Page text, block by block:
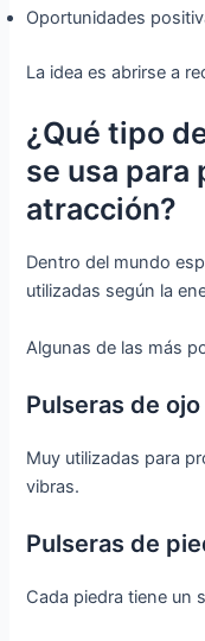
Oportunidades
La idea es abrirse a
¿Qué tipo
se usa para
atracción?
Dentro del mundo
utilizadas según la
Algunas de las más
Pulseras de
Muy utilizadas para
vibras.
Pulseras de
Cada piedra tiene un